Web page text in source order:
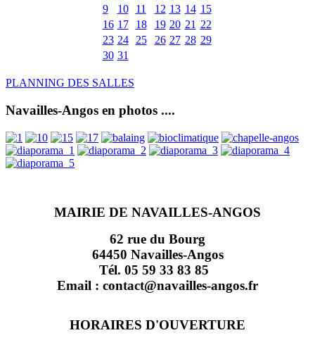
9
10 11 12 13 14 15
16 17 18 19 20 21 22
23 24 25 26 27 28 29
30 31
PLANNING DES SALLES
Navailles-Angos en photos ....
MAIRIE DE NAVAILLES-ANGOS
62 rue du Bourg
64450 Navailles-Angos
Tél. 05 59 33 83 85
Email : contact@navailles-angos.fr
HORAIRES D'OUVERTURE